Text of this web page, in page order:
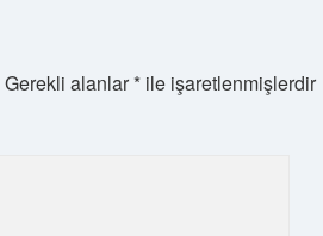
Gerekli alanlar*ile işaretlenmişlerdir